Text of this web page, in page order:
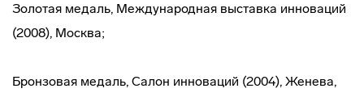
Золотая медаль, Международная выставка инноваций
(2008), Москва;
Бронзовая медаль, Салон инноваций (2004), Женева,